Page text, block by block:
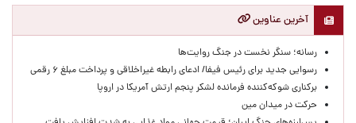
آخرین عناوین
رسانه؛ سنگر نخست در جنگ روایت‌ها
رسوایی جدید برای رئیس فیفا/ ادعای رابطه غیراخلاقی و پرداخت مبلغ ۶ رقمی
برکناری شوکه‌کننده فرمانده لشکر پنجم ارتش آمریکا در اروپا
حركت در ميدان مين